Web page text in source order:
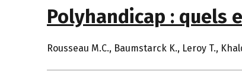
Polyhandicap : quels
Rousseau M.C., Baumstarck K., Leroy T.,